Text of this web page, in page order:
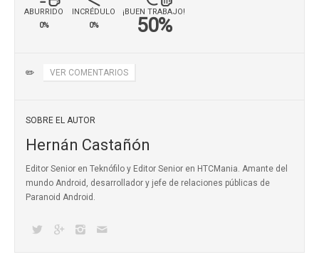
ABURRIDO
0%
INCRÉDULO
0%
¡BUEN TRABAJO!
50%
✏️ VER COMENTARIOS
SOBRE EL AUTOR
Hernán Castañón
Editor Senior en Teknófilo y Editor Senior en HTCMania. Amante del
mundo Android, desarrollador y jefe de relaciones públicas de
Paranoid Android.